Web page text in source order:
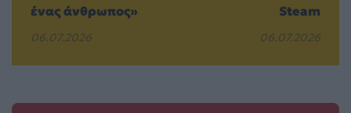
ένας άνθρωπος»
06.07.2026
Steam
06.07.2026